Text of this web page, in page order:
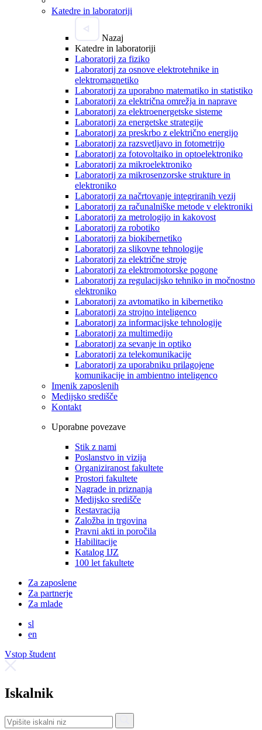
Katedre in laboratoriji
Nazaj
Katedre in laboratoriji
Laboratorij za fiziko
Laboratorij za osnove elektrotehnike in
elektromagnetiko
Laboratorij za uporabno matematiko in statistiko
Laboratorij za električna omrežja in naprave
Laboratorij za elektroenergetske sisteme
Laboratorij za energetske strategije
Laboratorij za preskrbo z električno energijo
Laboratorij za razsvetljavo in fotometrijo
Laboratorij za fotovoltaiko in optoelektroniko
Laboratorij za mikroelektroniko
Laboratorij za mikrosenzorske strukture in
elektroniko
Laboratorij za načrtovanje integriranih vezij
Laboratorij za računalniške metode v elektroniki
Laboratorij za metrologijo in kakovost
Laboratorij za robotiko
Laboratorij za biokibernetiko
Laboratorij za slikovne tehnologije
Laboratorij za električne stroje
Laboratorij za elektromotorske pogone
Laboratorij za regulacijsko tehniko in močnostno
elektroniko
Laboratorij za avtomatiko in kibernetiko
Laboratorij za strojno inteligenco
Laboratorij za informacijske tehnologije
Laboratorij za multimedijo
Laboratorij za sevanje in optiko
Laboratorij za telekomunikacije
Laboratorij za uporabniku prilagojene
komunikacije in ambientno inteligenco
Imenik zaposlenih
Medijsko središče
Kontakt
Uporabne povezave
Stik z nami
Poslanstvo in vizija
Organiziranost fakultete
Prostori fakultete
Nagrade in priznanja
Medijsko središče
Restavracija
Založba in trgovina
Pravni akti in poročila
Habilitacije
Katalog IJZ
100 let fakultete
Za zaposlene
Za partnerje
Za mlade
sl
en
Vstop študent
Iskalnik